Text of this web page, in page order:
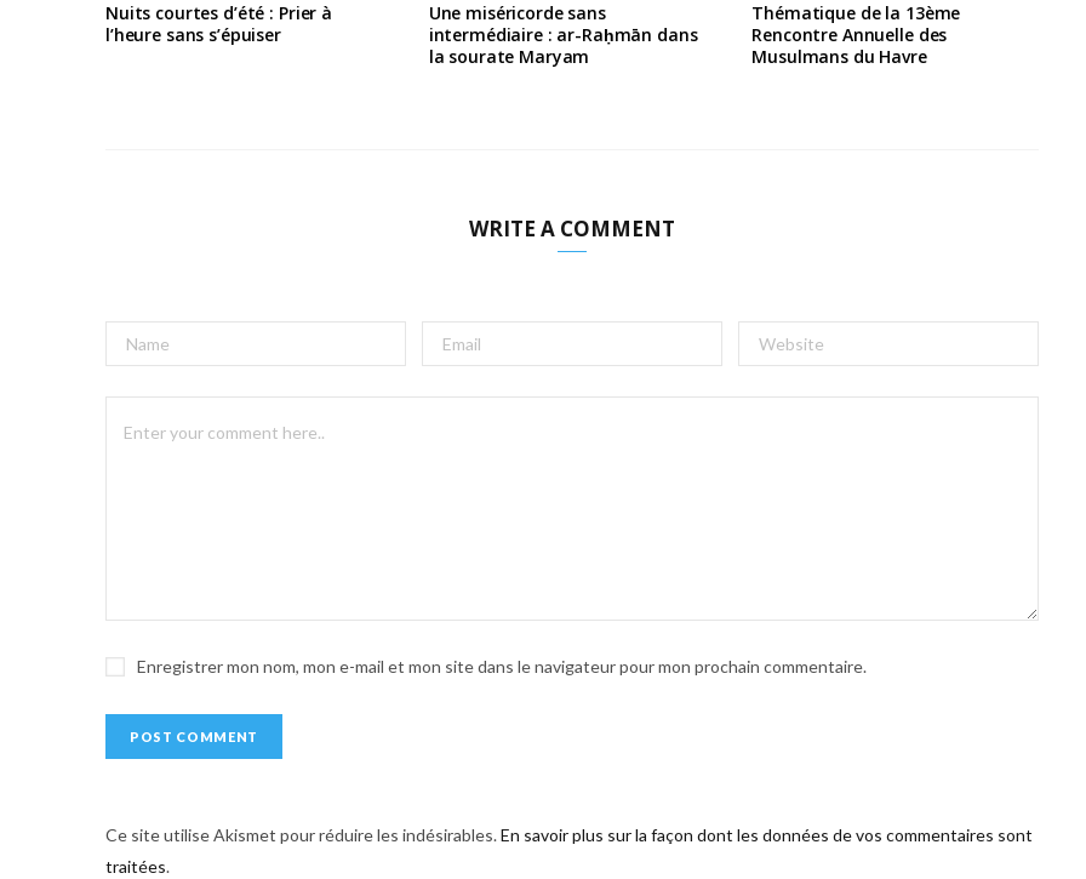
Nuits courtes d’été : Prier à
l’heure sans s’épuiser
Une miséricorde sans
intermédiaire : ar-Raḥmān dans
la sourate Maryam
Thématique de la 13ème
Rencontre Annuelle des
Musulmans du Havre
WRITE A COMMENT
Enregistrer mon nom, mon e-mail et mon site dans le navigateur pour mon prochain commentaire.
l
t
v
:
Ce site utilise Akismet pour réduire les indésirables.En savoir plus sur la façon dont les données de vos commentaires sont
traitées.